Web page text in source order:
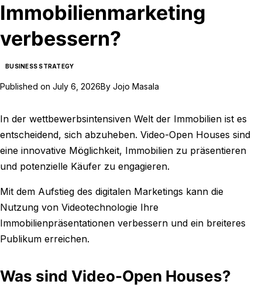
Immobilienmarketing
verbessern?
BUSINESS STRATEGY
Published on July 6, 2026By Jojo Masala
In der wettbewerbsintensiven Welt der Immobilien ist es
entscheidend, sich abzuheben. Video-Open Houses sind
eine innovative Möglichkeit, Immobilien zu präsentieren
und potenzielle Käufer zu engagieren.
Mit dem Aufstieg des digitalen Marketings kann die
Nutzung von Videotechnologie Ihre
Immobilienpräsentationen verbessern und ein breiteres
Publikum erreichen.
Was sind Video-Open Houses?